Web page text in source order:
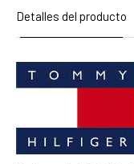
Detalles del producto